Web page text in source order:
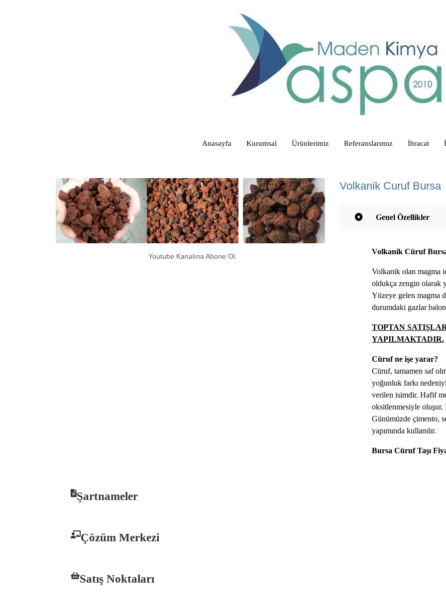
Anasayfa Kurumsal Ürünlerimiz Referanslarımız İhracat
Youtube Kanalına Abone Ol.
Volkanik Curuf Bursa
Genel Özellikler
Volkanik Cüruf
Volkanik olan magma
oldukça zengin olarak
Yüzeye gelen magma
durumdaki gazlar
TOPTAN
YAPILMAKTADIR.
Cüruf ne işe yarar?
Cüruf, tamamen saf
yoğunluk farkı
verilen isimdir. Hafif
oksitlenmesiyle
Günümüzde çimento,
yapımında kullanılır.
Bursa Cüruf Taşı
Şartnameler
Çözüm Merkezi
Satış Noktaları